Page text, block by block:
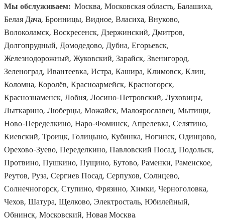
Мы обслуживаем: Москва, Московская область, Балашиха,
Белая Дача, Бронницы, Видное, Власиха, Внуково,
Волоколамск, Воскресенск, Дзержинский, Дмитров,
Долгопрудный, Домодедово, Дубна, Егорьевск,
Железнодорожный, Жуковский, Зарайск, Звенигород,
Зеленоград, Ивантеевка, Истра, Кашира, Климовск, Клин,
Коломна, Королёв, Красноармейск, Красногорск,
Краснознаменск, Лобня, Лосино-Петровский, Луховицы,
Лыткарино, Люберцы, Можайск, Малоярославец, Мытищи,
Ново-Переделкино, Наро-Фоминск, Апрелевка, Селятино,
Киевский, Троицк, Голицыно, Кубинка, Ногинск, Одинцово,
Орехово-Зуево, Переделкино, Павловский Посад, Подольск,
Протвино, Пушкино, Пущино, Бутово, Раменки, Раменское,
Реутов, Руза, Сергиев Посад, Серпухов, Солнцево,
Солнечногорск, Ступино, Фрязино, Химки, Черноголовка,
Чехов, Шатура, Щелково, Электросталь, Юбилейный,
Обнинск, Московский, Новая Москва.